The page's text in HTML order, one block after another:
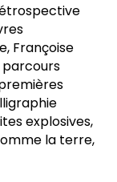
Françoise
parcours
explosives,
la terre,